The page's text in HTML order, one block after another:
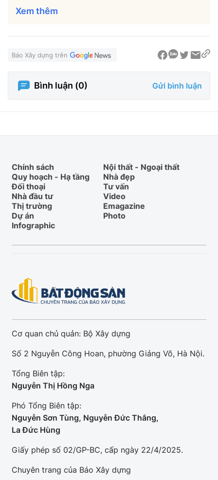
Xem thêm
Báo Xây dựng trên
Bình luận (0) Gửi bình luận
Chính sách
Nội thất - Ngoại thất
Quy hoạch - Hạ tầng
Nhà đẹp
Đối thoại
Tư vấn
Nhà đầu tư
Video
Thị trường
Emagazine
Dự án
Photo
Infographic
Cơ quan chủ quản: Bộ Xây dựng
Số 2 Nguyễn Công Hoan, phường Giảng Võ, Hà Nội.
Tổng Biên tập:
Nguyễn Thị Hồng Nga
Phó Tổng Biên tập:
Nguyễn Sơn Tùng, Nguyễn Đức Thắng,
La Đức Hùng
Giấy phép số 02/GP-BC, cấp ngày 22/4/2025.
Chuyên trang của Báo Xây dựng